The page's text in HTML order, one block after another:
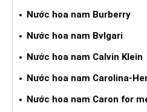
Nước hoa nam Burberry
Nước hoa nam Bvlgari
Nước hoa nam Calvin Klein
Nước hoa nam Carolina-
Nước hoa nam Caron for